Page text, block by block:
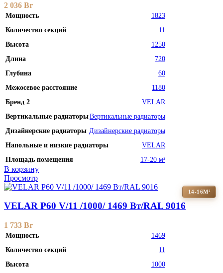
2 036 Br
Мощность
1823
Количество секций
11
Высота
1250
Длина
720
Глубина
60
Межосевое расстояние
1180
Бренд 2
VELAR
Вертикальные радиаторыВертикальные радиаторы
Дизайнерские радиаторы Дизайнерские радиаторы
Напольные и низкие радиаторы
VELAR
Площадь помещения
17-20 м²
В корзину
Просмотр
14-16М²
VELAR P60 V/11 /1000/ 1469 Bт/RAL 9016
1 733 Br
Мощность
1469
Количество секций
11
Высота
1000